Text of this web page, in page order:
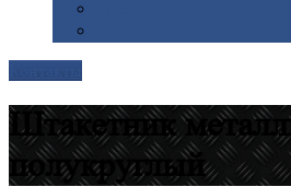
Штакетник
полукруглый